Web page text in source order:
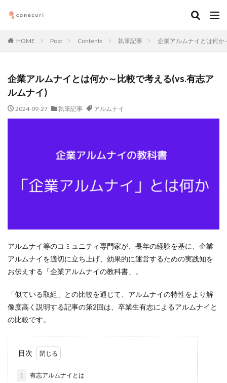
HOME Post Contents 執筆記事 企業アルムナイとは何
企業アルムナイとは何か～比較で考える(vs.有志ア
ルムナイ)
2024-09-27 執筆記事 アルムナイ
アルムナイ等のコミュニティ専門家が、長年の経験を基に、企業
アルムナイを適切に立ち上げ、効果的に運営するための実践知を
お伝えする「企業アルムナイの教科書」。
「似ている取組」との比較を通じて、アルムナイの特性をより解
像度高く説明する記事の第2回は、卒業生有志によるアルムナイと
の比較です。
目次
1 有志アルムナイとは
タグ
マーケティング DX アルムナイ
仕事術 働き方・キャリア
企画
ファイナンス
事業創造・イノベーション
地方創生
検索